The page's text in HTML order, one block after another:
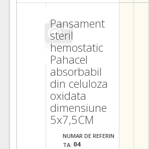
Pansament
steril
hemostatic
Pahacel
absorbabil
din celuloza
oxidata
dimensiune
5x7,5CM
NUMAR DE REFERIN
TA: 04